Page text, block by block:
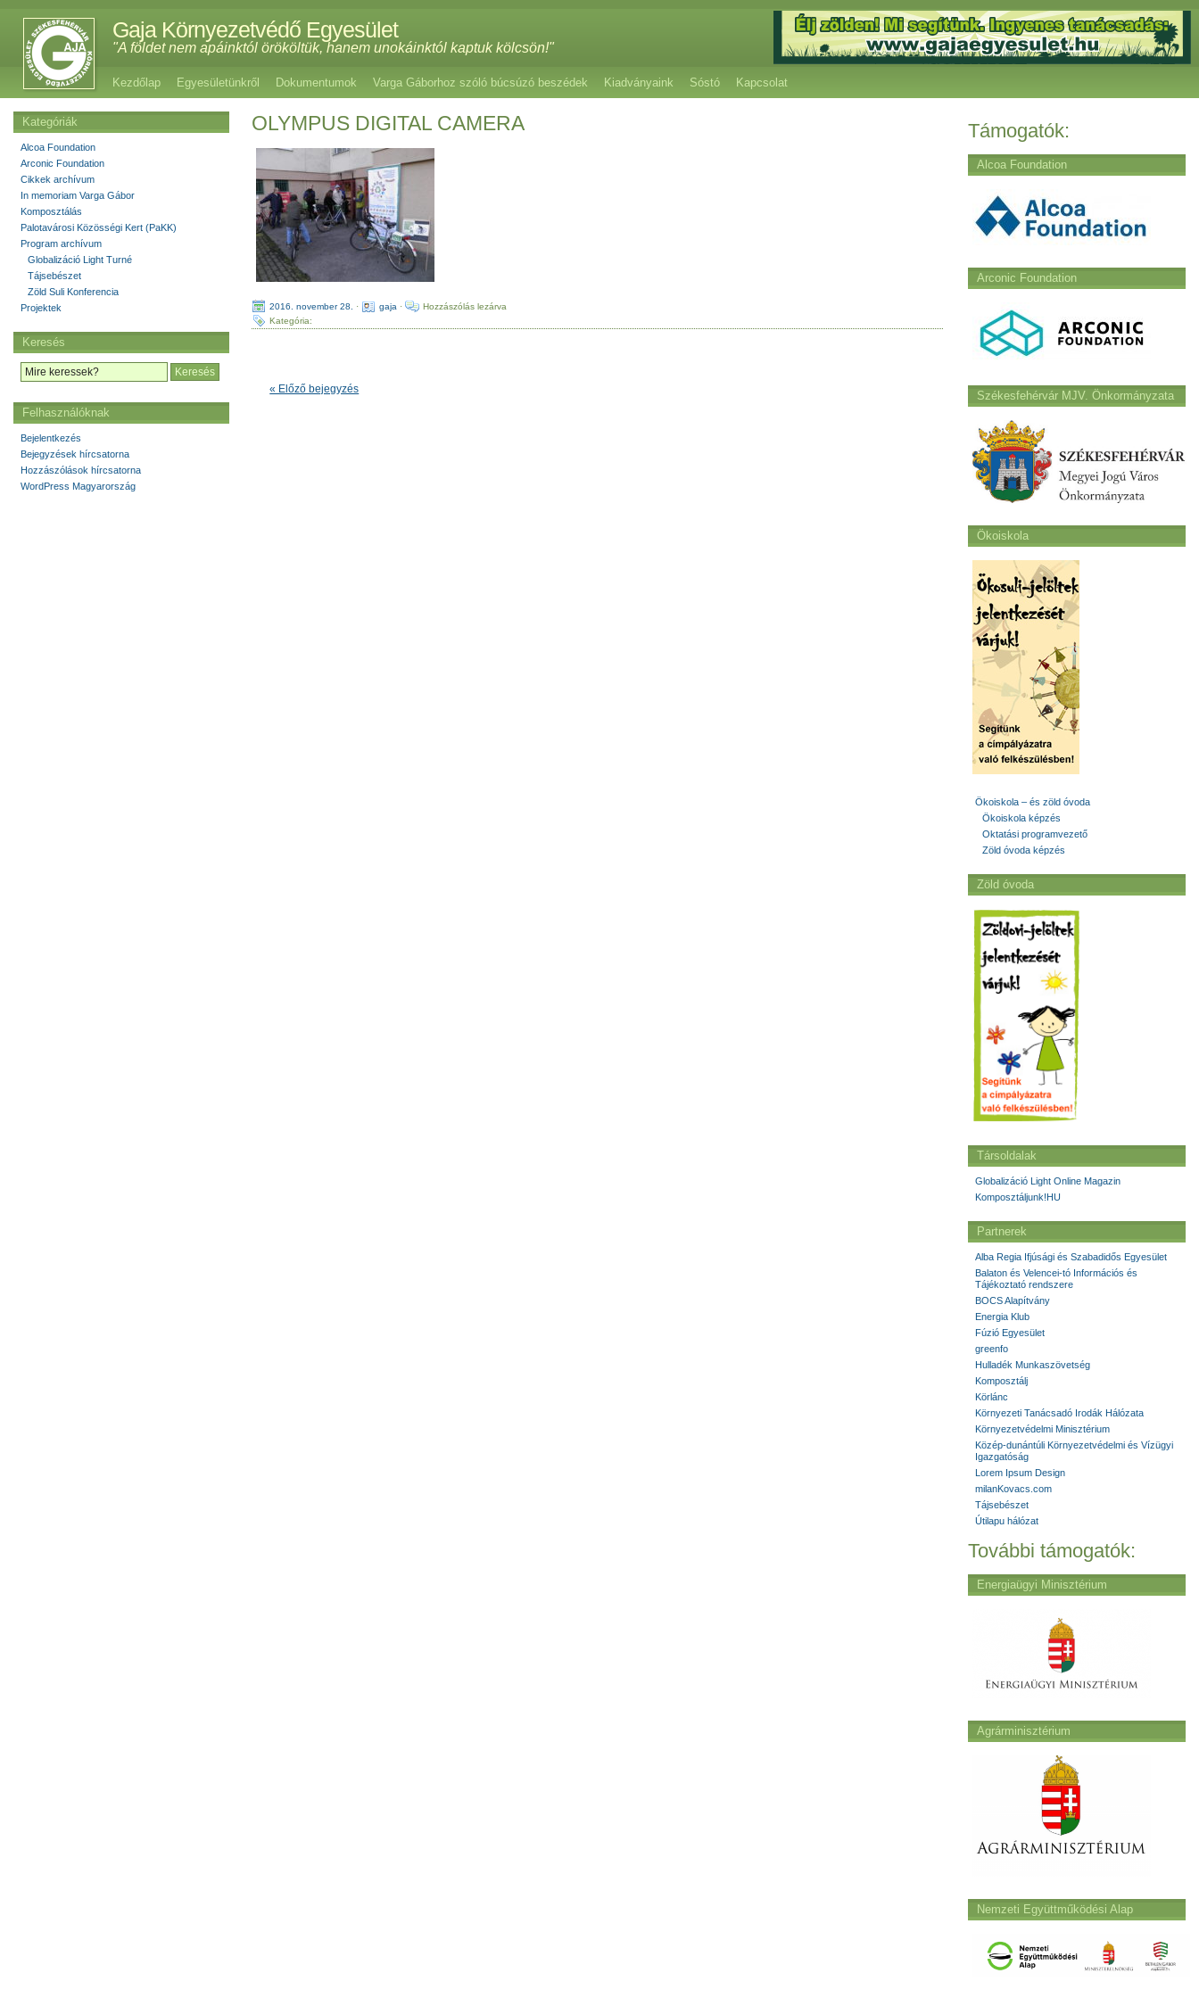
Gaja Környezetvédő Egyesület
"A földet nem apáinktól örököltük, hanem unokáinktól kaptuk kölcsön!"
Kezdőlap Egyesületünkről Dokumentumok Varga Gáborhoz szóló búcsúzó beszédek Kiadványaink Sóstó Kapcsolat
OLYMPUS DIGITAL CAMERA
2016. november 28. · gaja ·
Hozzászólás lezárva
Kategória:
« Előző bejegyzés
Támogatók:
Alcoa Foundation
Arconic Foundation
Székesfehérvár MJV. Önkormányzata
Ökoiskola
Ökoiskola – és zöld óvoda
Ökoiskola képzés
Oktatási programvezető
Zöld óvoda képzés
Zöld óvoda
Társoldalak
Globalizáció Light Online Magazin
Komposztáljunk!HU
Partnerek
Alba Regia Ifjúsági és Szabadidős Egyesület
Balaton és Velencei-tó Információs és
Tájékoztató rendszere
BOCS Alapítvány
Energia Klub
Fúzió Egyesület
greenfo
Hulladék Munkaszövetség
Komposztálj
Körlánc
Környezeti Tanácsadó Irodák Hálózata
Környezetvédelmi Minisztérium
Közép-dunántúli Környezetvédelmi és Vízügyi
Igazgatóság
Lorem Ipsum Design
milanKovacs.com
Tájsebészet
Útilapu hálózat
További támogatók:
Energiaügyi Minisztérium
Agrárminisztérium
Nemzeti Együttműködési Alap
Kategóriák
Alcoa Foundation
Arconic Foundation
Cikkek archívum
In memoriam Varga Gábor
Komposztálás
Palotavárosi Közösségi Kert (PaKK)
Program archívum
Globalizáció Light Turné
Tájsebészet
Zöld Suli Konferencia
Projektek
Keresés
Felhasználóknak
Bejelentkezés
Bejegyzések hírcsatorna
Hozzászólások hírcsatorna
WordPress Magyarország